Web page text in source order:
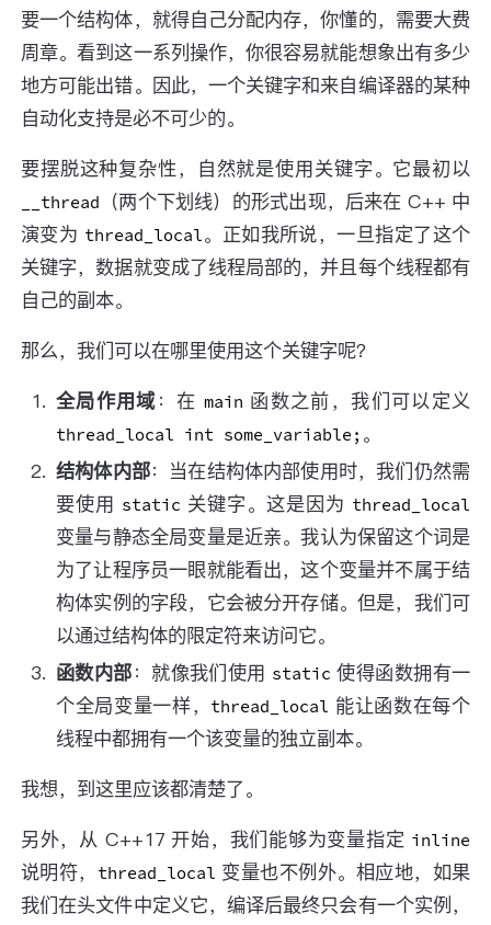
要一个结构体，就得自己分配内存，你懂的，需要大费
周章。看到这一系列操作，你很容易就能想象出有多少
地方可能出错。因此，一个关键字和来自编译器的某种
自动化支持是必不可少的。
要摆脱这种复杂性，自然就是使用关键字。它最初以
__thread （两个下划线）的形式出现，后来在 C++ 中
演变为 thread_local。正如我所说，一旦指定了这个
关键字，数据就变成了线程局部的，并且每个线程都有
自己的副本。
那么，我们可以在哪里使用这个关键字呢？
全局作用域 ：在 main 函数之前，我们可以定义
thread_local int some_variable; 。
结构体内部：当在结构体内部使用时，我们仍然需
要使用 static 关键字。这是因为 thread_local
变量与静态全局变量是近亲。我认为保留这个词是
为了让程序员一眼就能看出，这个变量并不属于结
构体实例的字段，它会被分开存储。但是，我们可
以通过结构体的限定符来访问它。
函数内部 ：就像我们使用 static 使得函数拥有一
个全局变量一样， thread_local 能让函数在每个
线程中都拥有一个该变量的独立副本。
我想，到这里应该都清楚了。
另外，从 C++17 开始，我们能够为变量指定 inline
说明符， thread_local 变量也不例外。相应地，如果
我们在头文件中定义它，编译后最终只会有一个实例，